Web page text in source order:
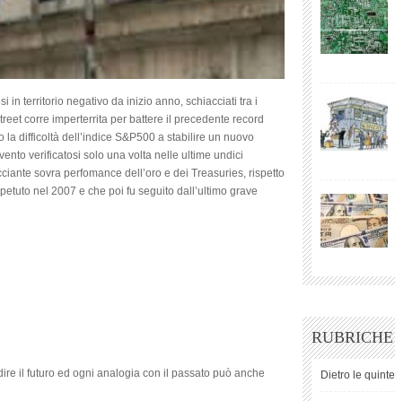
in territorio negativo da inizio anno, schiacciati tra i
corre imperterrita per battere il precedente record
difficoltà dell’indice S&P500 a stabilire un nuovo
verificatosi solo una volta nelle ultime undici
sovra perfomance dell’oro e dei Treasuries, rispetto
nel 2007 e che poi fu seguito dall’ultimo grave
il futuro ed ogni analogia con il passato può anche
RUBRICHE
Dietro le quinte